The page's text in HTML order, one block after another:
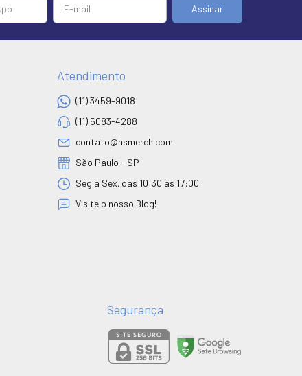
Atendimento
(11) 3459-9018
(11) 5083-4288
contato@hsmerch.com
São Paulo - SP
Seg a Sex. das 10:30 as 17:00
Visite o nosso Blog!
Segurança